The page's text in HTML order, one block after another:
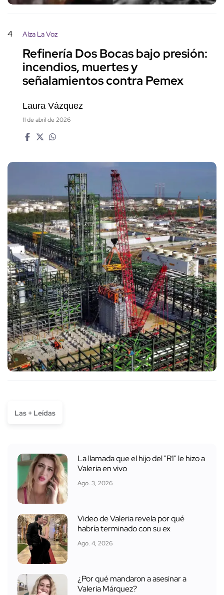
4 Alza La Voz
Refinería Dos Bocas bajo presión:
incendios, muertes y
señalamientos contra Pemex
Laura Vázquez
11 de abril de 2026
Las + Leídas
La llamada que el hijo del "R1" le hizo a
Valeria en vivo
Ago. 3, 2026
Video de Valeria revela por qué
habría terminado con su ex
Ago. 4, 2026
¿Por qué mandaron a asesinar a
Valeria Márquez?